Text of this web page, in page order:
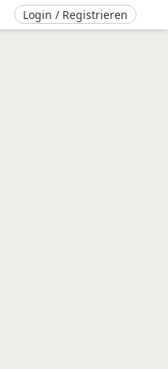
Login / Registrieren